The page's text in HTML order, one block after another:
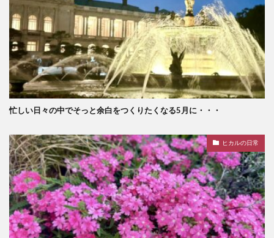
忙しい日々の中でそっと余白をつくりたくなる5月に・・・
ヒカルの日常